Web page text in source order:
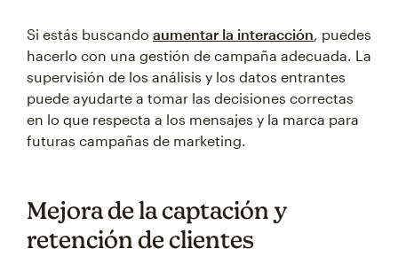
Si estás buscando aumentar la interacción, puedes
hacerlo con una gestión de campaña adecuada. La
supervisión de los análisis y los datos entrantes
puede ayudarte a tomar las decisiones correctas
en lo que respecta a los mensajes y la marca para
futuras campañas de marketing.
Mejora de la captación y
retención de clientes